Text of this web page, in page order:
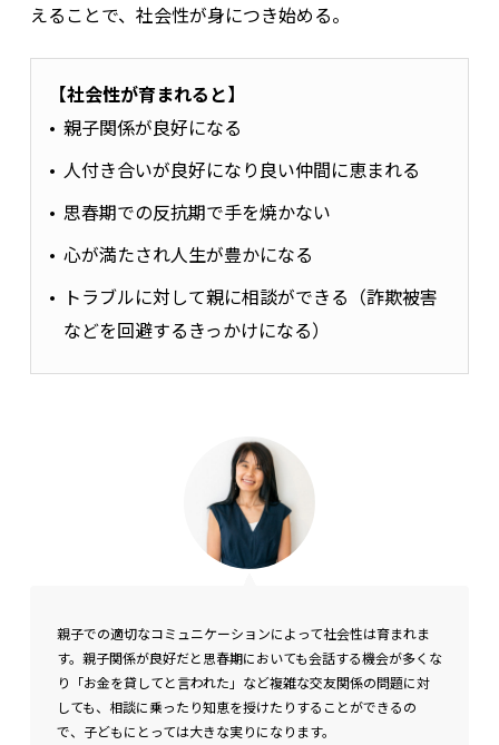
えることで、社会性が身につき始める。
【社会性が育まれると】
親子関係が良好になる
人付き合いが良好になり良い仲間に恵まれる
思春期での反抗期で手を焼かない
心が満たされ人生が豊かになる
トラブルに対して親に相談ができる（詐欺被害
などを回避するきっかけになる）
親子での適切なコミュニケーションによって社会性は育まれま
す。 親子関係が良好だと思春期においても会話する機会が多くな
り「お金を貸してと言われた」など複雑な交友関係の問題に対
しても、相談に乗ったり知恵を授けたりすることができるの
で、子どもにとっては大きな実りになります。